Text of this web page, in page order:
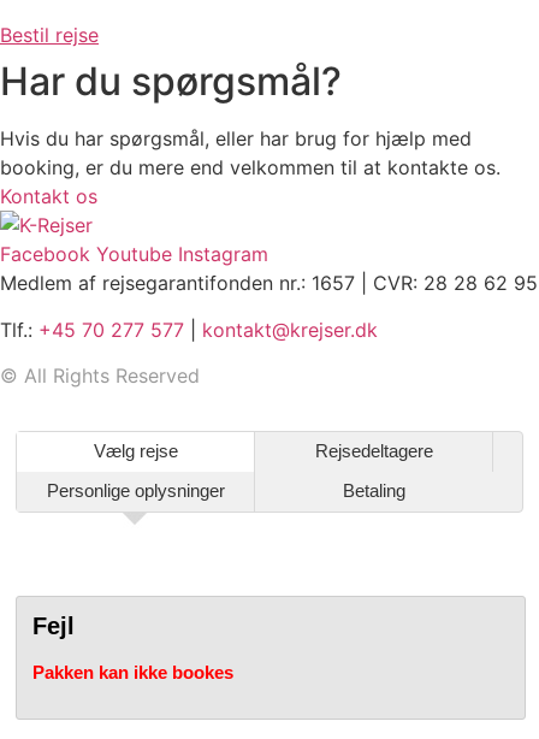
Bestil rejse
Har du spørgsmål?
Hvis du har spørgsmål, eller har brug for hjælp med
booking, er du mere end velkommen til at kontakte os.
Kontakt os
Facebook Youtube Instagram
Medlem af rejsegarantifonden nr.: 1657 | CVR: 28 28 62 95
Tlf.: +45 70 277 577
kontakt@krejser.dk
© All Rights Reserved